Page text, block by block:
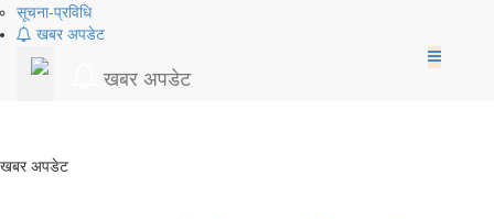
सूचना-प्रविधि
खबर अपडेट
खबर अपडेट
खबर अपडेट